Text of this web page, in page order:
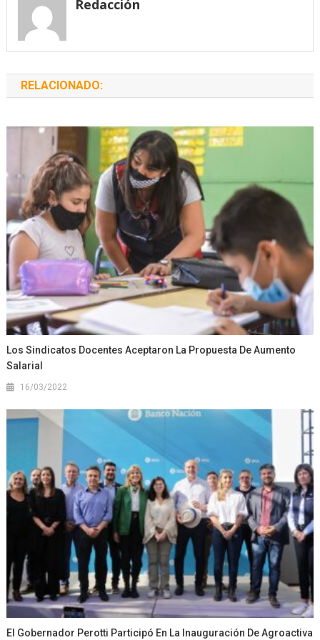
Redacción
RELACIONADO:
Los Sindicatos Docentes Aceptaron La Propuesta De Aumento
Salarial
16/03/2022
El Gobernador Perotti Participó En La Inauguración De Agroactiva